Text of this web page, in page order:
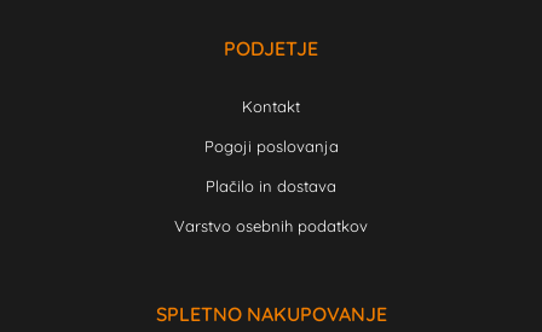
PODJETJE
Kontakt
Pogoji poslovanja
Plačilo in dostava
Varstvo osebnih podatkov
SPLETNO NAKUPOVANJE